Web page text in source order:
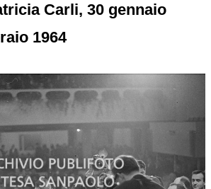
Carli, 30 gennaio
1964